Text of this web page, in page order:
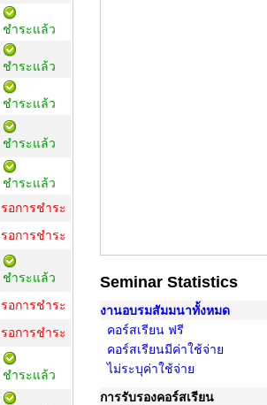
ชำระแล้ว
ชำระแล้ว
ชำระแล้ว
ชำระแล้ว
ชำระแล้ว
รอการชำระ
รอการชำระ
ชำระแล้ว
รอการชำระ
รอการชำระ
ชำระแล้ว
Seminar Statistics
งานอบรมสัมมนาทั้งหมด
คอร์สเรียน ฟรี
คอร์สเรียนมีค่าใช้จ่าย
ไม่ระบุค่าใช้จ่าย
การรับรองคอร์สเรียน